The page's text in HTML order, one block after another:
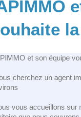
et son équipe
cherchez un agent
vous accueillons sur